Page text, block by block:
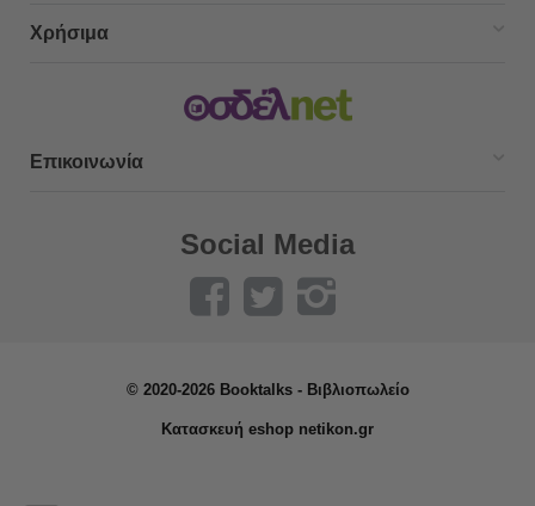
Χρήσιμα
Επικοινωνία
Social Media
© 2020-2026 Booktalks - Βιβλιοπωλείο
Κατασκευή eshop netikon.gr